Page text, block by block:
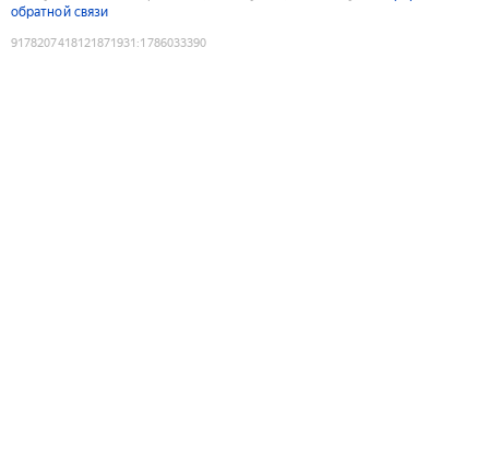
обратной связи
9178207418121871931 :1786033390